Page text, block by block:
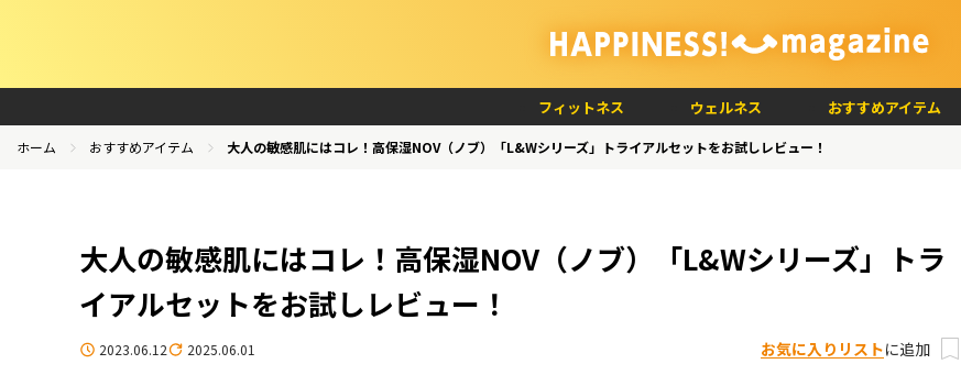
フィットネス ウェルネス おすすめアイテム
ホーム おすすめアイテム 大人の敏感肌にはコレ！高保湿NOV（ノブ）「L&Wシリーズ」トライアルセットをお試しレビュー！
大人の敏感肌にはコレ！高保湿NOV（ノブ）「L&Wシリーズ」トラ
イアルセットをお試しレビュー！
2023.06.12 2025.06.01 お気に入りリストに追加